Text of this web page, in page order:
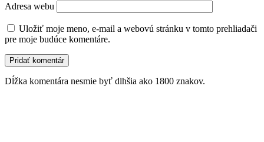
Adresa webu
Uložiť moje meno, e-mail a webovú stránku v tomto prehliadači
pre moje budúce komentáre.
Dĺžka komentára nesmie byť dlhšia ako 1800 znakov.